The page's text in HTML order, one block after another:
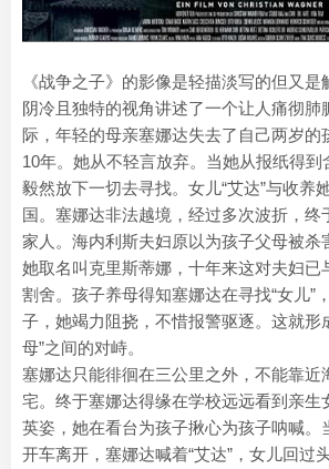
《战争之子》的影像是轻描淡写的但又
阴冷且独特的视角讲述了一个让人痛彻肺
际，年轻的母亲塞娜达失去了自己两岁的
10年。她从不轻言放弃。当她从报纸得
毅然放下一切去寻找。女儿“艾达”与收养
国。塞娜达非法越境，经过多次波折，终
家人。海内利斯夫妇原以为孩子父母被杀
她取名叫克里斯蒂娜，十年来这对夫妇已
割舍。孩子养母得知塞娜达在寻找“女儿”
子，她竭力阻挠，不惜报警驱逐。这就形
母”之间的对峙。
塞娜达只能徘徊在三公里之外，不能靠近
宅。终于塞娜达得缘在学校远远看到亲生
英姿，她在看台为孩子揪心为孩子呐喊。
开车离开，塞娜达喊着“艾达”，女儿回过